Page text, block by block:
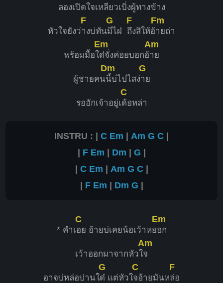
ลองเปิดใจเหลียวเบิ่งผู้ทางข้าง
หัวใจยังว่
F
างบ่ทัน
G
มีไผ๋
F
ถึงสิให้อ้
Fm
ายถ่า
พร้อมมื้อใ
Em
ด๋จั่งค่อยบอกอ้
Am
าย
ผู้ชายคน
Dm
นี้บ่ไปไสง่
G
าย
รอฮักเจ้าอยู่เ
C
ด้อหล่า
INSTRU : | C Em | Am G C |
| F Em | Dm | G |
| C Em | Am G C |
| F Em | Dm G |
* คำเ
C
อย อ้ายบ่เคยน้อเว้าหย
Em
อก
เว้าออกมาจากหัวใ
Am
จ
อาจบ่หล่อปานใ
G
ด๋ แต่หัวใ
C
จอ้ายมันห
F
ล่อ